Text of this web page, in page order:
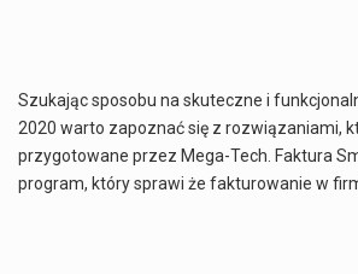
Szukając sposobu na skuteczne i
2020 warto zapoznać się z rozwiązaniami,
przygotowane przez Mega-Tech. Faktura
program, który sprawi że fakturowanie w